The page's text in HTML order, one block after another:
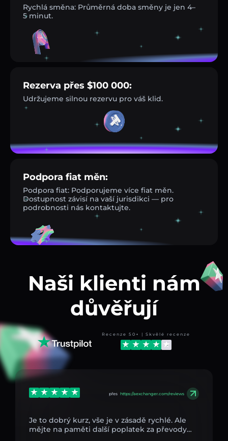
Rychlá směna: Průměrná doba směny je jen 4–
5 minut.
Rezerva přes $100 000:
Udržujeme silnou rezervu pro váš klid.
Podpora fiat měn:
Podpora fiat: Podporujeme více fiat měn.
Dostupnost závisí na vaší jurisdikci — pro
podrobnosti nás kontaktujte.
Naši klienti nám
důvěřují
Recenze 50+ | Skvělé recenze
přes https://aexchanger.com/reviews
Je to dobrý kurz, vše je v zásadě rychlé. Ale
mějte na paměti další poplatek za převody…